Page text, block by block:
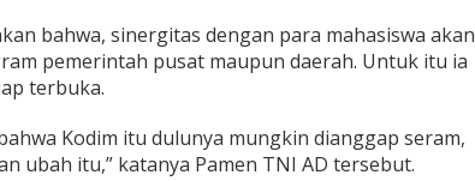
bahwa, sinergitas dengan para mahasiswa akan
pemerintah pusat maupun daerah. Untuk itu ia
terbuka.
Kodim itu dulunya mungkin dianggap seram,
ubah itu,” katanya Pamen TNI AD tersebut.